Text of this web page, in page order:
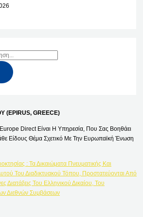
(EPIRUS, GREECE)
Direct Είναι Η Υπηρεσία, Που Σας Βοηθάει
Είδους Θέμα Σχετικό Με Την Ευρωπαϊκή Ένωση
: Τα Δικαιώματα Πνευματικής Και
Του Διαδικτυακού Τόπου, Προστατεύονται Από
Διατάξεις Του Ελληνικού Δικαίου, Του
Διεθνών Συμβάσεων